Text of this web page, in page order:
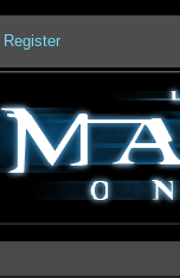
Register